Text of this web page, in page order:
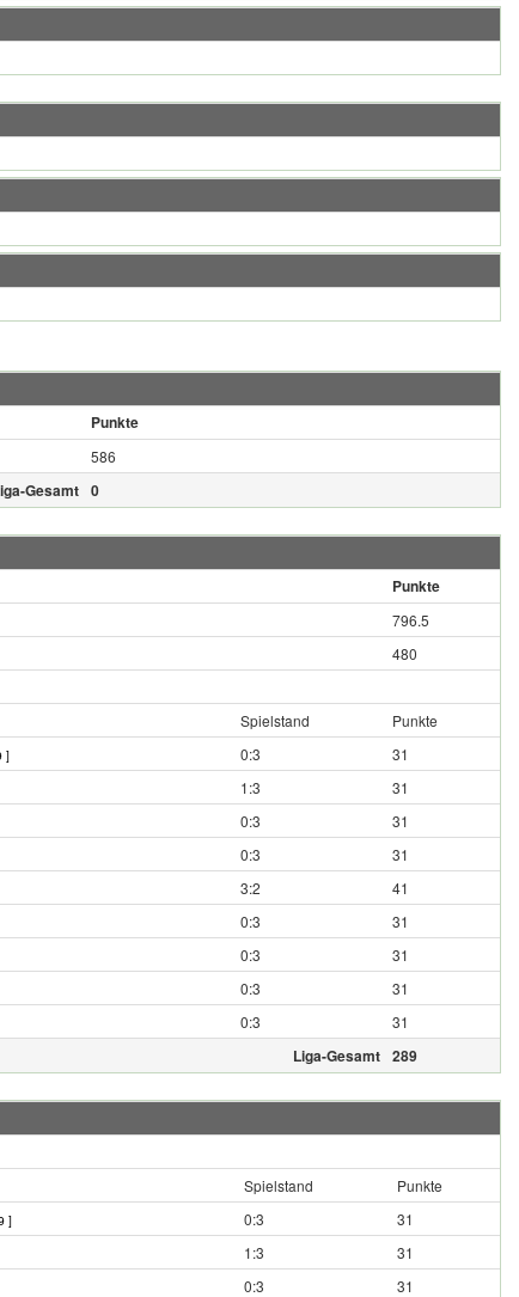
Punkte
586
Gesamt 0
Punkte
796.5
480
Spielstand
Punkte
] 0:3
31
1:3
31
0:3
31
0:3
31
3:2
41
0:3
31
0:3
31
0:3
31
0:3 31
Liga-Gesamt 289
Spielstand
Punkte
] 0:3
31
1:3
31
0:3
31